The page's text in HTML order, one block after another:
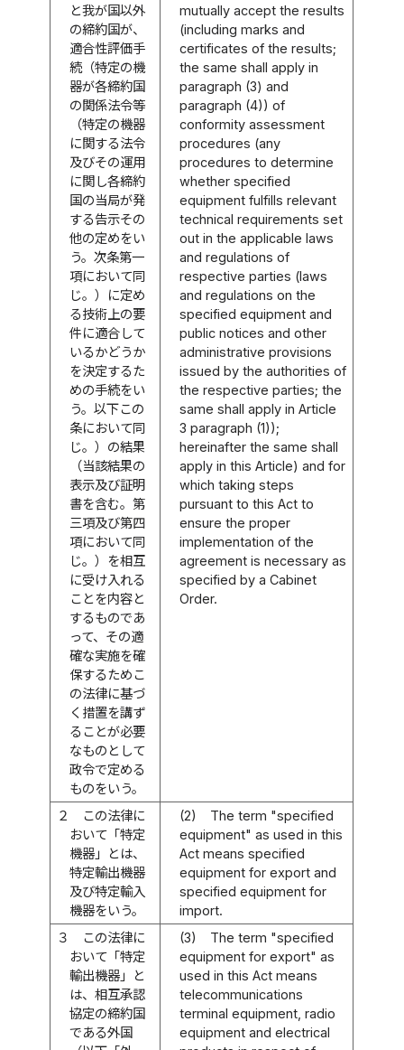
と我が国以外
の締約国が、
適合性評価手
続（特定の機
器が各締約国
の関係法令等
（特定の機器
に関する法令
及びその運用
に関し各締約
国の当局が発
する告示その
他の定めをい
う。次条第一
項において同
じ。）に定め
る技術上の要
件に適合して
いるかどうか
を決定するた
めの手続をい
う。以下この
条において同
じ。）の結果
（当該結果の
表示及び証明
書を含む。第
三項及び第四
項において同
じ。）を相互
に受け入れる
ことを内容と
するものであ
って、その適
確な実施を確
保するためこ
の法律に基づ
く措置を講ず
ることが必要
なものとして
政令で定める
ものをいう。
mutually accept the results
(including marks and
certificates of the results;
the same shall apply in
paragraph (3) and
paragraph (4)) of
conformity assessment
procedures (any
procedures to determine
whether specified
equipment fulfills relevant
technical requirements set
out in the applicable laws
and regulations of
respective parties (laws
and regulations on the
specified equipment and
public notices and other
administrative provisions
issued by the authorities of
the respective parties; the
same shall apply in Article
3 paragraph (1));
hereinafter the same shall
apply in this Article) and for
which taking steps
pursuant to this Act to
ensure the proper
implementation of the
agreement is necessary as
specified by a Cabinet
Order.
２
この法律に
おいて「特定
機器」とは、
特定輸出機器
及び特定輸入
機器をいう。
(2)
The term "specified
equipment" as used in this
Act means specified
equipment for export and
specified equipment for
import.
３
この法律に
おいて「特定
輸出機器」と
は、相互承認
協定の締約国
である外国
(3)
The term "specified
equipment for export" as
used in this Act means
telecommunications
terminal equipment, radio
equipment and electrical